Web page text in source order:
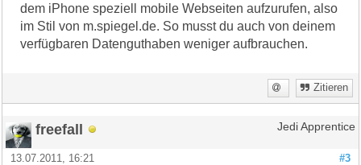
dem iPhone speziell mobile Webseiten aufzurufen, also
im Stil von m.spiegel.de. So musst du auch von deinem
verfügbaren Datenguthaben weniger aufbrauchen.
Zitieren
freefall Jedi Apprentice
#3
13.07.2011, 16:21